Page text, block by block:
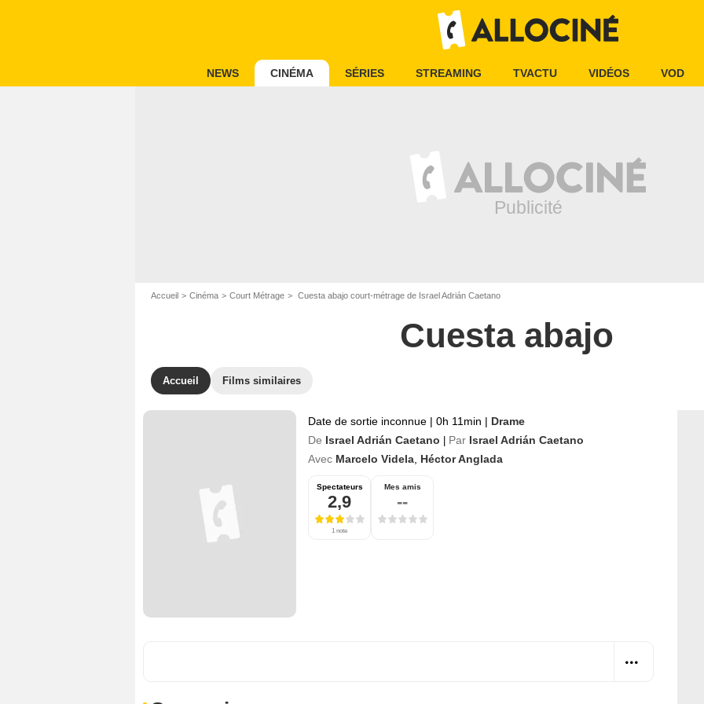
NEWS CINÉMA SÉRIES STREAMING TVACTU VIDÉOS VOD
Accueil Cinéma Court Métrage Cuesta abajo court-métrage de Israel Adrián Caetano
Cuesta abajo
Accueil Films similaires
Date de sortie inconnue | 0h 11min | Drame
De Israel Adrián Caetano Par Israel Adrián Caetano
Avec Marcelo Videla Héctor Anglada
Spectateurs
2,9
1 note
Mes amis
--